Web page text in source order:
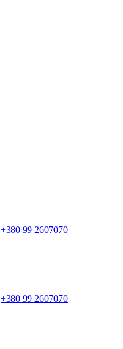
+380 99 2607070
+380 99 2607070